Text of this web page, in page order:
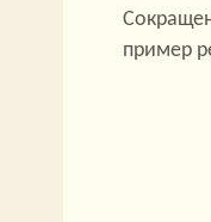
пример